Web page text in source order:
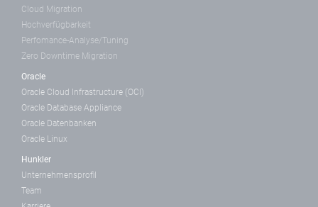
Cloud Migration
Hochverfügbarkeit
Perfomance-Analyse/Tuning
Zero Downtime Migration
Oracle
Oracle Cloud Infrastructure (OCI)
Oracle Database Appliance
Oracle Datenbanken
Oracle Linux
Hunkler
Unternehmensprofil
Team